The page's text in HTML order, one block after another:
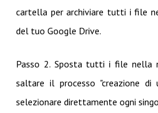
cartella per archiviare tutti i file
del tuo Google Drive.
Passo 2. Sposta tutti i file nella
saltare il processo "creazione
selezionare direttamente ogni